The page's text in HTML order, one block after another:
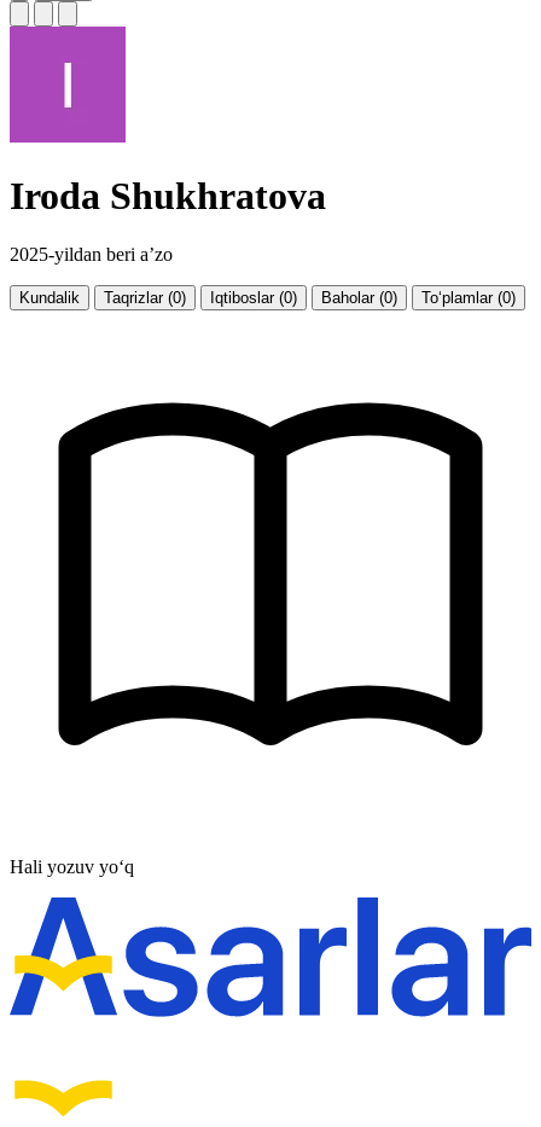
Iroda Shukhratova
2025-yildan beri a’zo
Kundalik Taqrizlar (0) Iqtiboslar (0) Baholar (0) To‘plamlar (0)
Hali yozuv yo‘q